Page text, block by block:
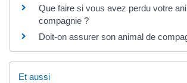
Que faire si vous avez perdu votre
compagnie ?
Doit-on assurer son animal de
Et aussi